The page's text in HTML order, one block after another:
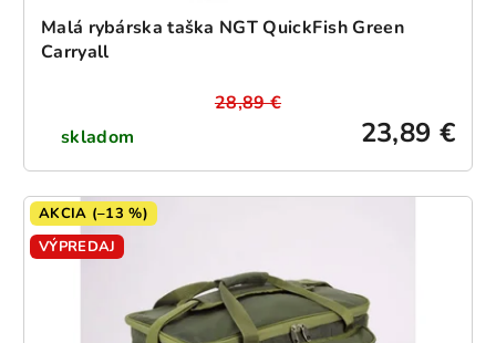
Malá rybárska taška NGT QuickFish Green
Carryall
skladom 23,89 €
28,89 €
AKCIA (–13 %)
VÝPREDAJ